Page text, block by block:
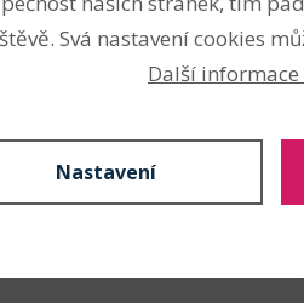
Svá nastavení cookies
Další informace
Nastavení